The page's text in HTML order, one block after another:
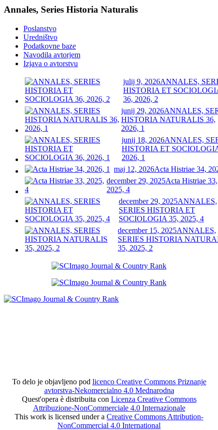
Annales, Series Historia Naturalis
Poslanstvo
Uredništvo
Podatkovne baze
Navodila avtorjem
Izjava o avtorstvu
julij 9, 2026ANNALES,
HISTORIA ET
36, 2026, 2
junij 29, 2026ANNALES,
HISTORIA NATURALIS 36,
2026, 1
junij 18, 2026ANNALES,
HISTORIA ET
2026, 1
maj 12, 2026Acta Histriae 34,
december 29, 2025Acta Histriae 33,
2025, 4
december 29, 2025ANNALES,
SERIES HISTORIA ET
SOCIOLOGIA 35, 2025, 4
december 15, 2025ANNALES,
SERIES HISTORIA
35, 2025, 2
To delo je objavljeno pod licenco Creative Commons Priznanje
avtorstva-Nekomercialno 4.0 Mednarodna
Quest'opera è distribuita con Licenza Creative Commons
Attribuzione-NonCommerciale 4.0 Internazionale
This work is licensed under a Creative Commons Attribution-
NonCommercial 4.0 International